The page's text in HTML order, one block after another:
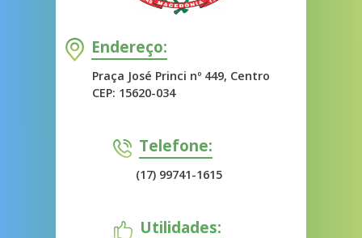
Endereço:
Praça José Princi nº 449, Centro
CEP: 15620-034
Telefone:
(17) 99741-1615
Utilidades: